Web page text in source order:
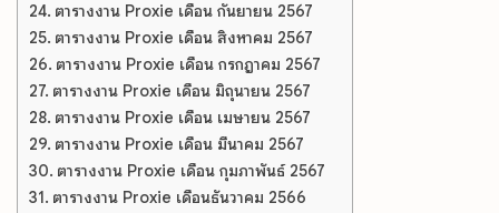
ตารางงาน Proxie เดือน กันยายน 2567
ตารางงาน Proxie เดือน สิงหาคม 2567
ตารางงาน Proxie เดือน กรกฎาคม 2567
ตารางงาน Proxie เดือน มิถุนายน 2567
ตารางงาน Proxie เดือน เมษายน 2567
ตารางงาน Proxie เดือน มีนาคม 2567
ตารางงาน Proxie เดือน กุมภาพันธ์ 2567
ตารางงาน Proxie เดือนธันวาคม 2566